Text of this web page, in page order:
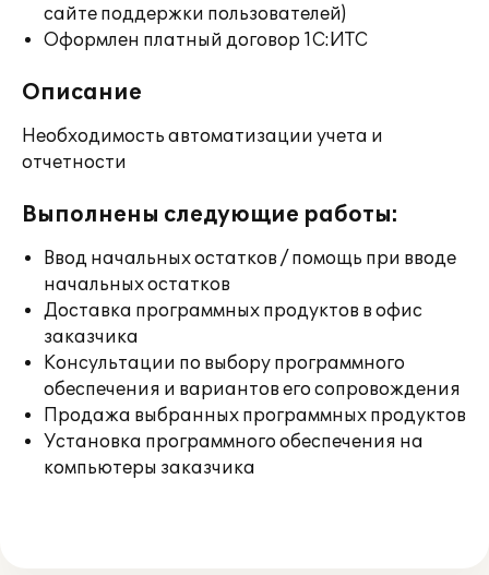
сайте поддержки пользователей)
Оформлен платный договор 1С:ИТС
Описание
Необходимость автоматизации учета и
отчетности
Выполнены следующие работы:
Ввод начальных остатков / помощь при вводе
начальных остатков
Доставка программных продуктов в офис
заказчика
Консультации по выбору программного
обеспечения и вариантов его сопровождения
Продажа выбранных программных продуктов
Установка программного обеспечения на
компьютеры заказчика